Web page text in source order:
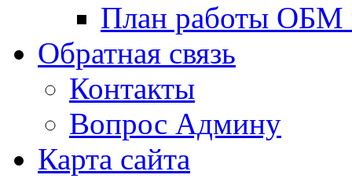
План работы ОБМ
Обратная связь
Контакты
Вопрос Админу
Карта сайта